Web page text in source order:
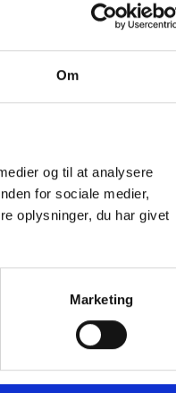
Om
og til at analysere
for sociale medier,
oplysninger, du har givet
Marketing
Gratis levering